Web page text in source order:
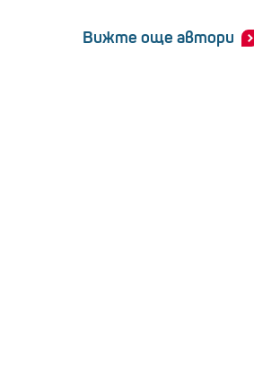
Вижте още автори